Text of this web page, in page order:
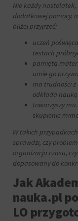
Nie każdy nastolatek,
dodatkowej pomocy,
bliżej przyjrzeć:
uczeń
testach
pamięta
umie go
ma trudności z
odkłada
towarzyszy
skupienie
W takich
sprawdzi, czy
organizacja czasu,
dopasowany do
Jak
nauka.pl
LO